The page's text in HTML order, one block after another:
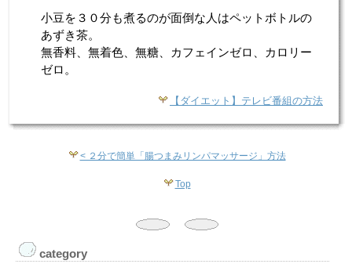
小豆を３０分も煮るのが面倒な人はペットボトルの
あずき茶。
無香料、無着色、無糖、カフェインゼロ、カロリー
ゼロ。
【ダイエット】テレビ番組の方法
< ２分で簡単「腸つまみリンパマッサージ」方法
Top
category